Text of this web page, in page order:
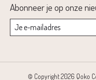
Abonneer je op onze
© Copyright 2026 Qoko